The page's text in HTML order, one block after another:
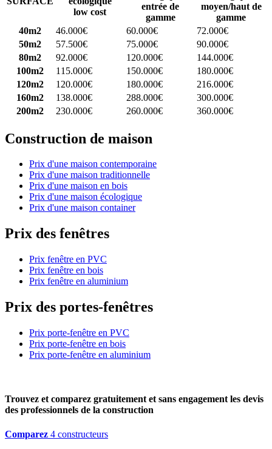
low cost
entrée de
gamme
moyen/haut de
gamme
40m2
46.000€ 60.000€
72.000€
50m2
57.500€ 75.000€
90.000€
80m2
92.000€ 120.000€
144.000€
100m2
115.000€ 150.000€
180.000€
120m2
120.000€ 180.000€
216.000€
160m2
138.000€ 288.000€
300.000€
200m2
230.000€ 260.000€ 360.000€
Construction de maison
Prix d'une maison contemporaine
Prix d'une maison traditionnelle
Prix d'une maison en bois
Prix d'une maison écologique
Prix d'une maison container
Prix des fenêtres
Prix fenêtre en PVC
Prix fenêtre en bois
Prix fenêtre en aluminium
Prix des portes-fenêtres
Prix porte-fenêtre en PVC
Prix porte-fenêtre en bois
Prix porte-fenêtre en aluminium
Trouvez et comparez gratuitement et sans engagement les devis
des professionnels de la construction
Comparez 4 constructeurs